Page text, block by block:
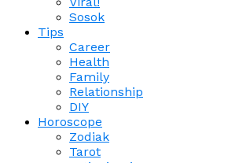
Sosok
Tips
Career
Health
Family
Relationship
DIY
Horoscope
Zodiak
Tarot